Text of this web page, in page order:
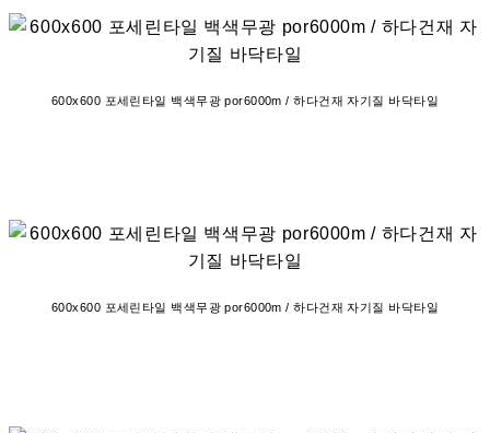
600x600 포세린타일 백색무광 por6000m / 하다건재 자기질 바닥타일
600x600 포세린타일 백색무광 por6000m / 하다건재 자기질 바닥타일